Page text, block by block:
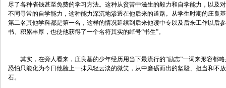
尽了各种省钱甚至免费的学习方法。这种从贫苦中滋生的毅力和自学能力，以及
不同寻常的自学能力，这种能力深沉地渗透在他后来的道路。从学生时期的庄良
第二名其他学科都是第一名，这样的情况延续到后来他读中专以及后来工作以后
书、积累丰厚，也使他获得了一个名符其实的绰号“书生”。
其实，在旁人看来，庄良基的少年经历用当下最流行的“励志”一词来形容都
恐怕只能化为今日他脸上一抹风轻云淡的微笑，从中磨砺而出的坚毅、担当和不
石。